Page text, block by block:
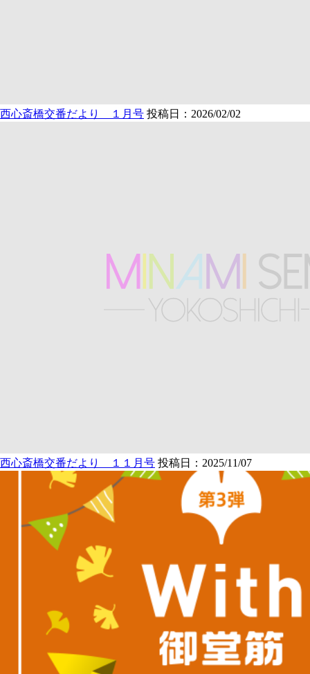
西心斎橋交番だより １月号 投稿日：2026/02/02
西心斎橋交番だより １１月号 投稿日：2025/11/07